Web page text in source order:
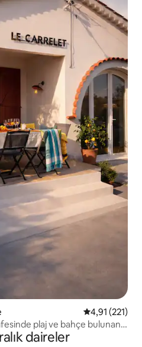
5 üzerinden
4,91 (221)
plaj ve bahçe bulunan
daireler